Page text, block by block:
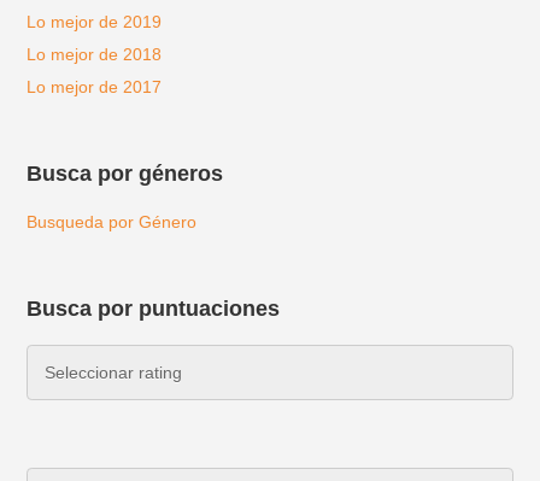
Lo mejor de 2019
Lo mejor de 2018
Lo mejor de 2017
Busca por géneros
Busqueda por Género
Busca por puntuaciones